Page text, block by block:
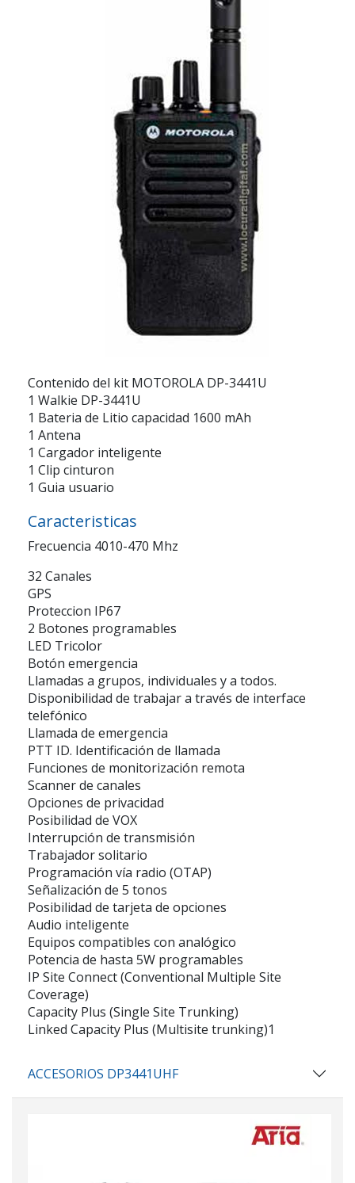
Contenido del kit MOTOROLA DP-3441U
1 Walkie DP-3441U
1 Bateria de Litio capacidad 1600 mAh
1 Antena
1 Cargador inteligente
1 Clip cinturon
1 Guia usuario
Caracteristicas
Frecuencia 4010-470 Mhz
32 Canales
GPS
Proteccion IP67
2 Botones programables
LED Tricolor
Botón emergencia
Llamadas a grupos, individuales y a todos.
Disponibilidad de trabajar a través de interface
telefónico
Llamada de emergencia
PTT ID. Identificación de llamada
Funciones de monitorización remota
Scanner de canales
Opciones de privacidad
Posibilidad de VOX
Interrupción de transmisión
Trabajador solitario
Programación vía radio (OTAP)
Señalización de 5 tonos
Posibilidad de tarjeta de opciones
Audio inteligente
Equipos compatibles con analógico
Potencia de hasta 5W programables
IP Site Connect (Conventional Multiple Site
Coverage)
Capacity Plus (Single Site Trunking)
Linked Capacity Plus (Multisite trunking)1
ACCESORIOS DP3441UHF